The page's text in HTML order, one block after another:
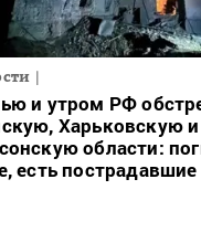
и утром РФ
Харьковскую и
области:
есть пострадавшие